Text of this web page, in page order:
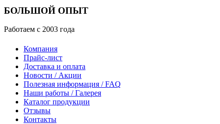
БОЛЬШОЙ ОПЫТ
Работаем с 2003 года
Компания
Прайс-лист
Доставка и оплата
Новости / Акции
Полезная информация / FAQ
Наши работы / Галерея
Каталог продукции
Отзывы
Контакты